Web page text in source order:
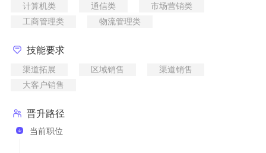
计算机类 通信类
市场营销类
工商管理类
物流管理类
技能要求
渠道拓展 区域销售
渠道销售
大客户销售
晋升路径
当前职位